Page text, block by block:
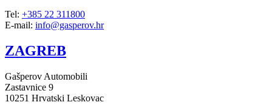
Tel: +385 22 311800
E-mail: info@gasperov.hr
ZAGREB
Gašperov Automobili
Zastavnice 9
10251 Hrvatski Leskovac